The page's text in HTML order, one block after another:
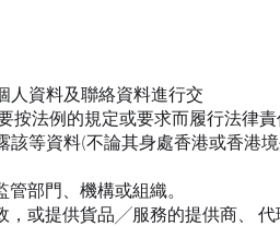
人資料及聯絡資料進行交
按法例的規定或要求而履行法律
等資料(不論其身處香港或香港境
部門、機構或組織。
或提供貨品╱服務的提供商、 代